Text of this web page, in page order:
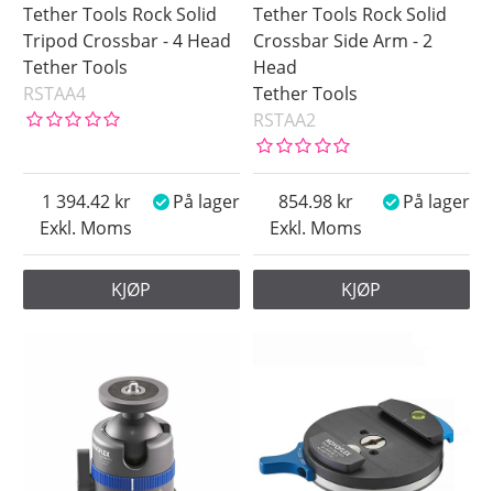
Tether Tools Rock Solid
Tripod Crossbar - 4 Head
Tether Tools
RSTAA4
Exkl. Moms
1 394.42 På lager
KJØP
Tether Tools Rock Solid
Crossbar Side Arm - 2
Head
Tether Tools
RSTAA2
Exkl. Moms
854.98 På lager
KJØP